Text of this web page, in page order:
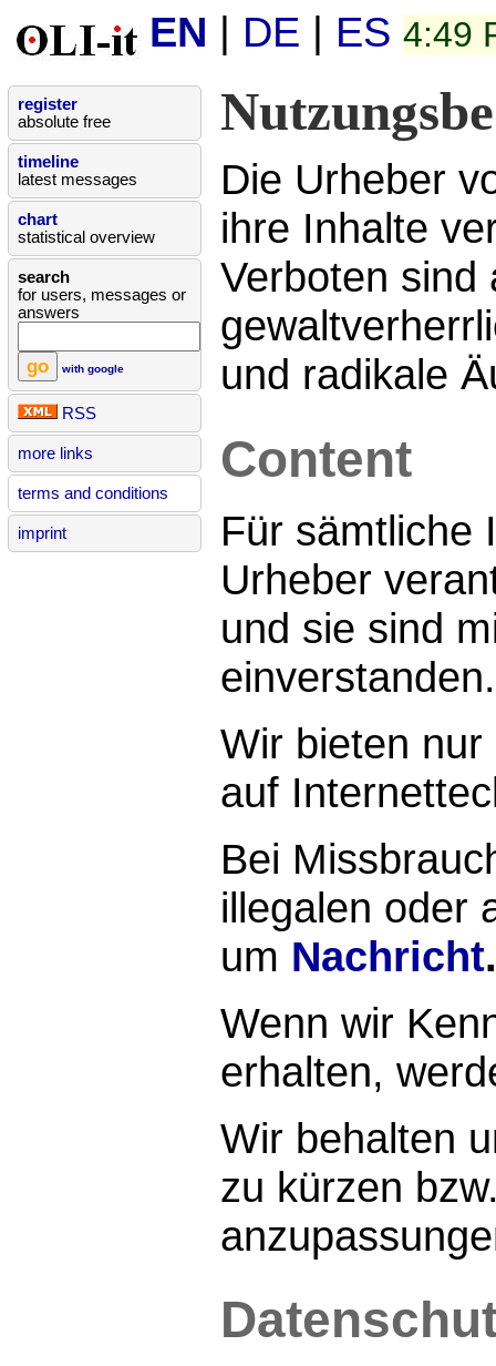
EN | DE | ES 4:49
register
absolute free
timeline
latest messages
chart
statistical overview
search
for users, messages or
answers
with google
RSS
more links
terms and conditions
imprint
Die Urheber
ihre Inhalte
Verboten sind
und radikale
Content
Für sämtliche
Urheber
und sie sind
einverstanden.
Wir bieten
auf
Bei
illegalen oder
um Nachricht.
Wenn wir
erhalten,
Wir behalten
zu kürzen